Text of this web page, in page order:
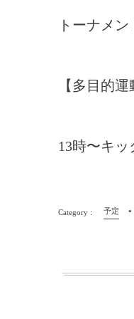
トーナメ
【多目的運
13時〜キッ
予定